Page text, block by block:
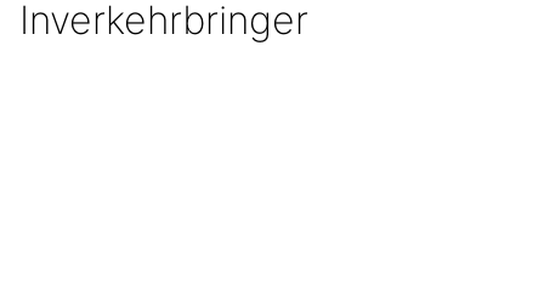
Inverkehrbringer